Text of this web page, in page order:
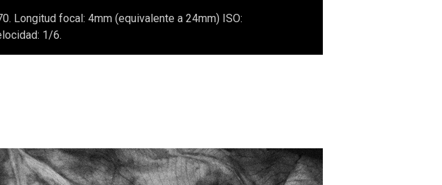
Longitud focal: 4mm (equivalente a 24mm) ISO:
1/6.